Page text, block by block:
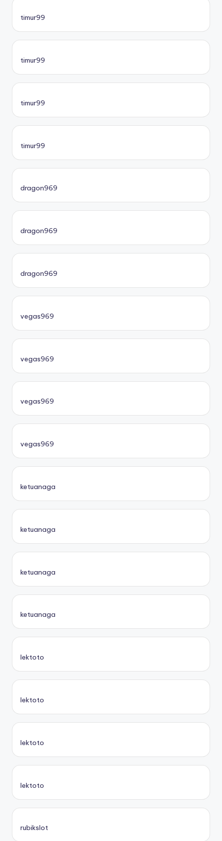
timur99
timur99
timur99
timur99
dragon969
dragon969
dragon969
vegas969
vegas969
vegas969
vegas969
ketuanaga
ketuanaga
ketuanaga
ketuanaga
lektoto
lektoto
lektoto
lektoto
rubikslot